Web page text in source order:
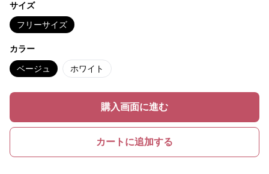
サイズ
フリーサイズ
カラー
ベージュ ホワイト
購入画面に進む
カートに追加する